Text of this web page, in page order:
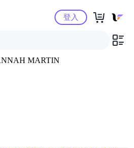
Yahoo購物中心
登入
MARTIN